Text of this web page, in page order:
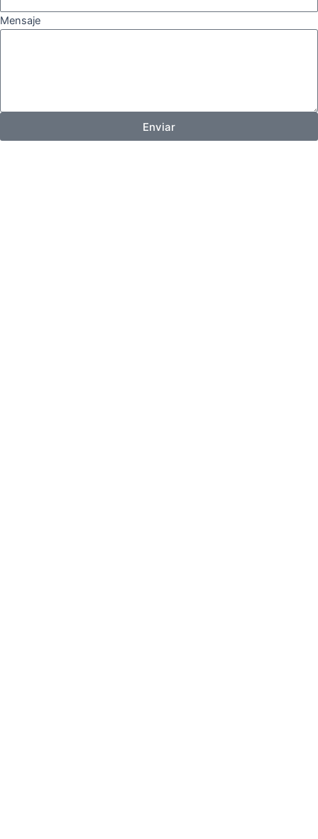
Mensaje
Enviar